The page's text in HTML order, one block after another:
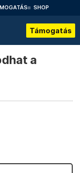
SHOP
Támogatás
a